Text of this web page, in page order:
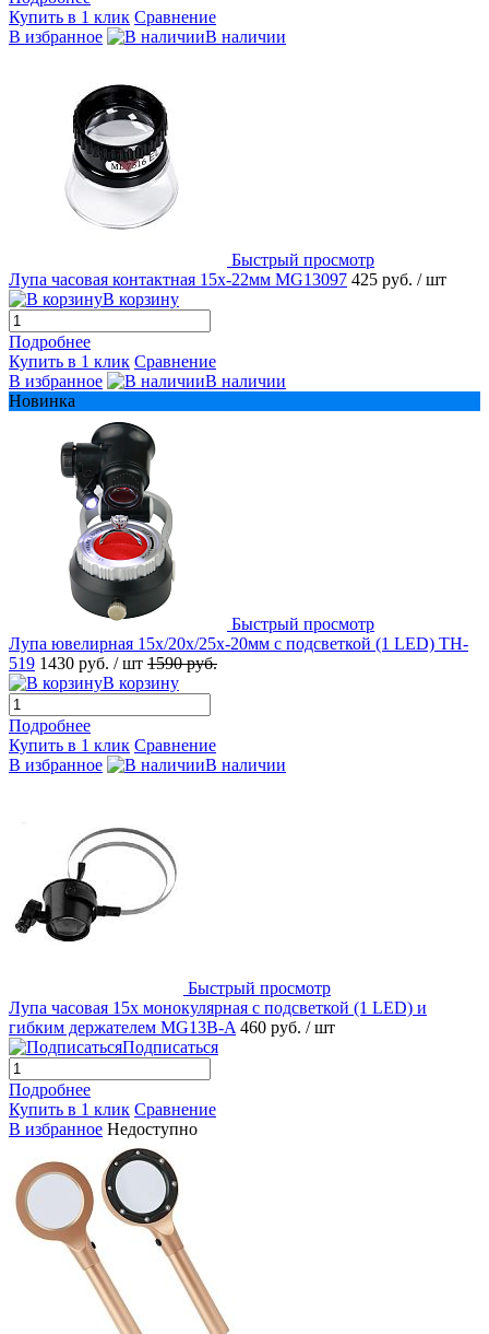
Купить в 1 клик Сравнение
В избранное
В наличии
Быстрый просмотр
Лупа часовая контактная 15х-22мм MG13097 425 руб. / шт
В корзину
Подробнее
Купить в 1 клик Сравнение
В избранное
В наличии
Новинка
Быстрый просмотр
Лупа ювелирная 15х/20x/25x-20мм с подсветкой (1 LED) TH-
519 1430 руб. / шт 1590 руб.
В корзину
Подробнее
Купить в 1 клик Сравнение
В избранное
В наличии
Быстрый просмотр
Лупа часовая 15x монокулярная с подсветкой (1 LED) и
гибким держателем MG13B-A 460 руб. / шт
Подписаться
Подробнее
Купить в 1 клик Сравнение
В избранное Недоступно